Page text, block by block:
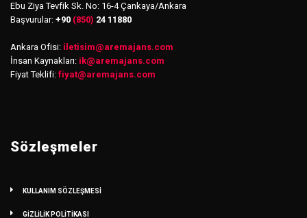
Ebu Ziya Tevfik Sk. No: 16-4 Çankaya/Ankara
Başvurular: +90 (850) 24 11880
Ankara Ofisi: iletisim@aremajans.com
İnsan Kaynakları: ik@aremajans.com
Fiyat Teklifi: fiyat@aremajans.com
Sözleşmeler
KULLANIM SÖZLEŞMESİ
GİZLİLİK POLİTİKASI